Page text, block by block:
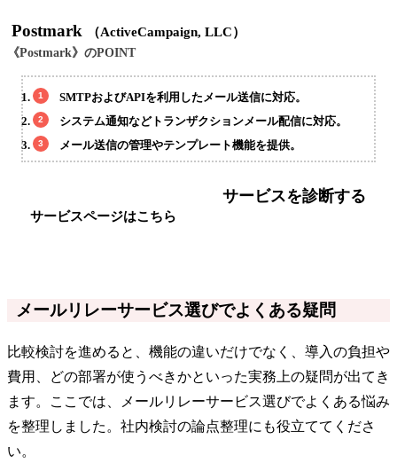
Postmark （ActiveCampaign, LLC）
《Postmark》のPOINT
SMTPおよびAPIを利用したメール送信に対応。
システム通知などトランザクションメール配信に対応。
メール送信の管理やテンプレート機能を提供。
サービスページはこちら
サービスを診断する
メールリレーサービス選びでよくある疑問
比較検討を進めると、機能の違いだけでなく、導入の負担や
費用、どの部署が使うべきかといった実務上の疑問が出てき
ます。ここでは、メールリレーサービス選びでよくある悩み
を整理しました。社内検討の論点整理にも役立ててくださ
い。